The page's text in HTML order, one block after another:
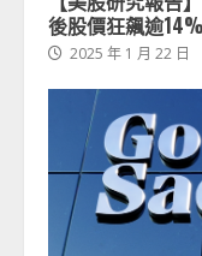
後股價狂飆逾
2025 年 1 月 22 日